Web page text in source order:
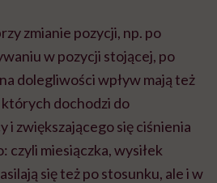
zmianie pozycji, np. po
w pozycji stojącej, po
dolegliwości wpływ mają też
dochodzi do
i zwiększającego się ciśnienia
miesiączka, wysiłek
się też po stosunku, ale i w